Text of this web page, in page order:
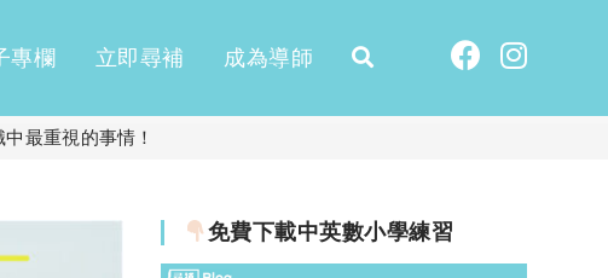
專欄 立即尋補 成為導師
最重視的事情！
免費下載中英數小學練習